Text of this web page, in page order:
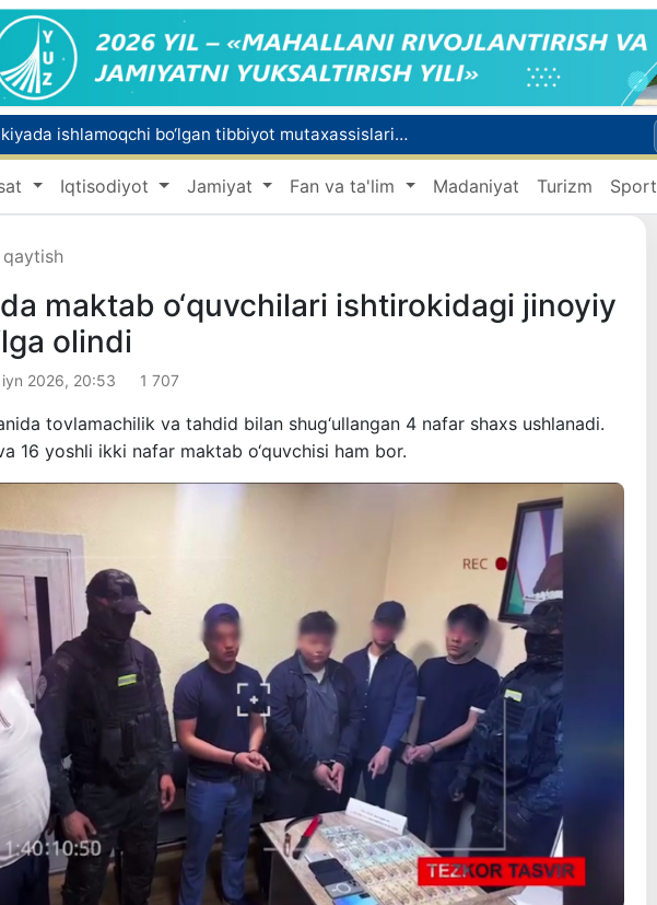
Chexiya va Slovakiyada ishlamoqchi bo‘lgan tibbiyot mutaxassislari ro‘yxatga olinadi
otasining ismini berishga ruxsat beriladi
Behruz Karimov faoliyatini Shveytsariyaning «Lugano» klubida davom ettiradi
Iqtisodiyot Jamiyat Fan va ta'lim Madaniyat Turizm Sport
maktab o‘quvchilari ishtirokidagi jinoyiy
olindi
iyn 2026, 20:53 1 707
tovlamachilik va tahdid bilan shug‘ullangan 4 nafar shaxs ushlanadi.
16 yoshli ikki nafar maktab o‘quvchisi ham bor.